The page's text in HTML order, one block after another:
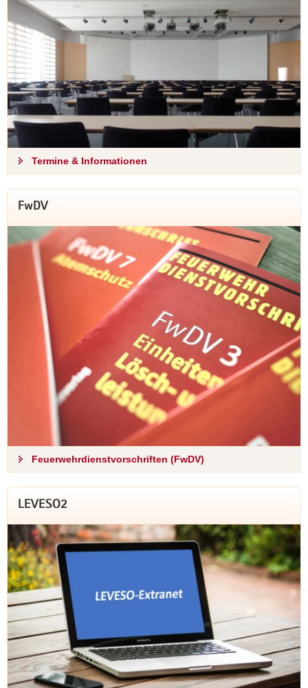
Termine & Informationen
FwDV
Feuerwehrdienstvorschriften (FwDV)
LEVESO2